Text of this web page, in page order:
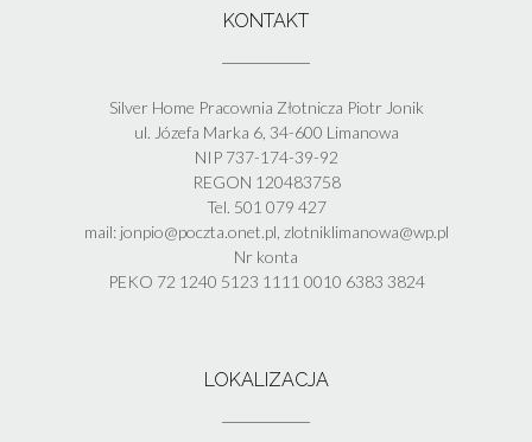
KONTAKT
Silver Home Pracownia Złotnicza Piotr Jonik
ul. Józefa Marka 6, 34-600 Limanowa
NIP 737-174-39-92
REGON 120483758
Tel. 501 079 427
mail: jonpio@poczta.onet.pl, zlotniklimanowa@wp.pl
Nr konta
PEKO 72 1240 5123 1111 0010 6383 3824
LOKALIZACJA